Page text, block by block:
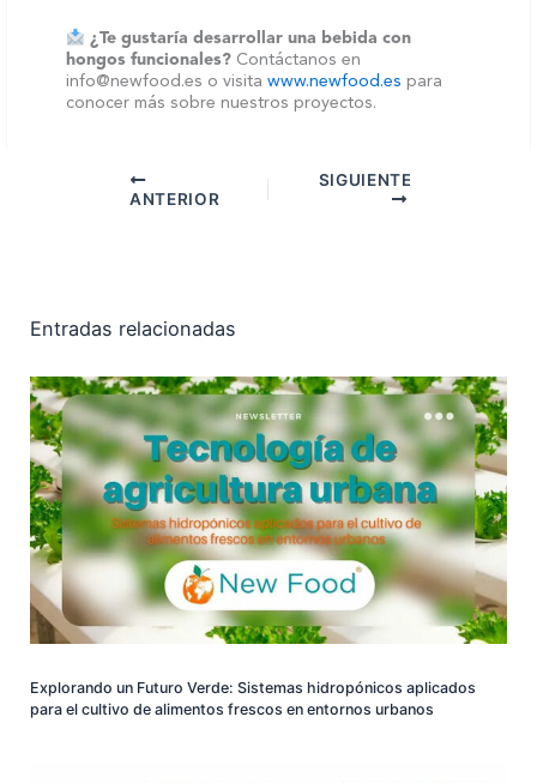
¿Te gustaría desarrollar una bebida con
hongos funcionales? Contáctanos en
info@newfood.es o visita www.newfood.es para
conocer más sobre nuestros proyectos.
ANTERIOR
SIGUIENTE
Entradas relacionadas
Explorando un Futuro Verde: Sistemas hidropónicos aplicados
para el cultivo de alimentos frescos en entornos urbanos